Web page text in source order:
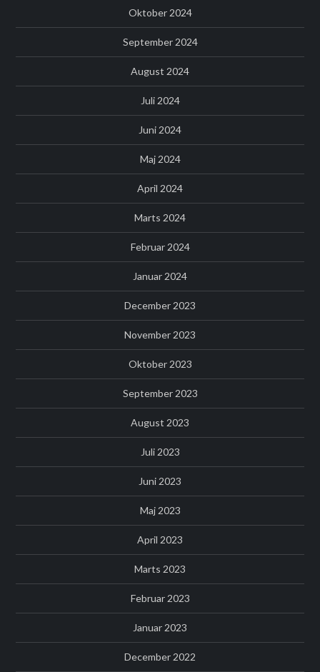
Oktober 2024
September 2024
August 2024
Juli 2024
Juni 2024
Maj 2024
April 2024
Marts 2024
Februar 2024
Januar 2024
December 2023
November 2023
Oktober 2023
September 2023
August 2023
Juli 2023
Juni 2023
Maj 2023
April 2023
Marts 2023
Februar 2023
Januar 2023
December 2022